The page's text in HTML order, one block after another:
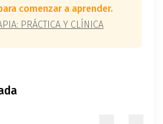
comenzar a aprender.
PRÁCTICA Y CLÍNICA